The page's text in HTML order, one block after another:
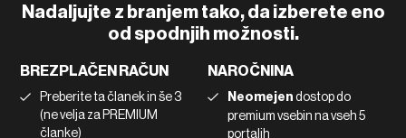
Nadaljujte z branjem tako, da izberete eno
od spodnjih možnosti.
BREZPLAČEN RAČUN
Preberite ta članek in še 3
(ne velja za PREMIUM
članke)
NAROČNINA
Neomejendostop do
premium vsebin na vseh 5
portalih
Piškotki
Marketing
Uporaba umetne inteligence
Instagram
Linkedin
Tiktok